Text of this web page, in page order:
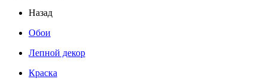
Назад
Обои
Лепной декор
Краска